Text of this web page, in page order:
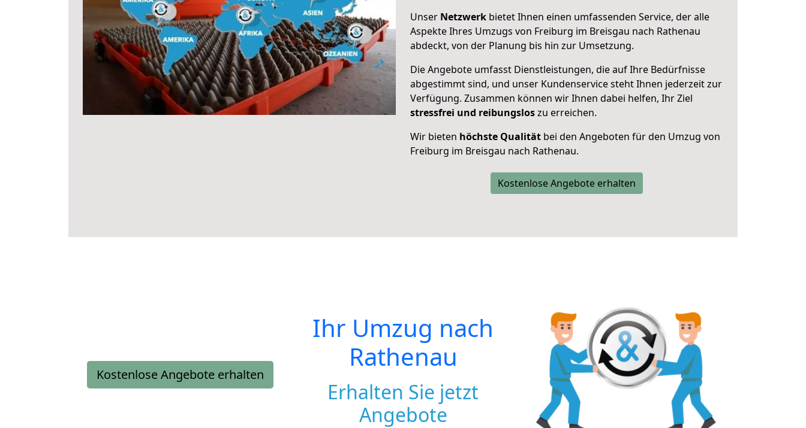
Unser Netzwerk bietet Ihnen einen umfassenden Service, der alle
Aspekte Ihres Umzugs von Freiburg im Breisgau nach Rathenau
abdeckt, von der Planung bis hin zur Umsetzung.
Die Angebote umfasst Dienstleistungen, die auf Ihre Bedürfnisse
abgestimmt sind, und unser Kundenservice steht Ihnen jederzeit zur
Verfügung. Zusammen können wir Ihnen dabei helfen, Ihr Ziel
stressfrei und reibungsloszu erreichen.
Wir bieten höchste Qualität bei den Angeboten für den Umzug von
Freiburg im Breisgau nach Rathenau.
Kostenlose Angebote erhalten
Kostenlose Angebote erhalten
Ihr Umzug nach
Rathenau
Erhalten Sie jetzt
Angebote